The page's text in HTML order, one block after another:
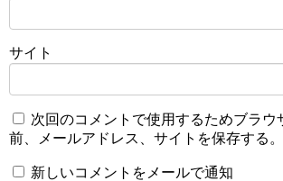
サイト
次回のコメントで使用するためブラウ
前、メールアドレス、サイトを保存する。
新しいコメントをメールで通知